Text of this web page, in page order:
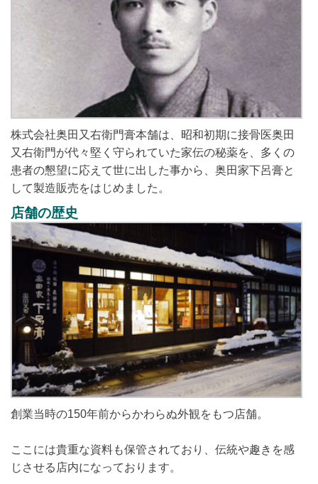
株式会社奥田又右衛門膏本舗は、昭和初期に接骨医奥田
又右衛門が代々堅く守られていた家伝の秘薬を、多くの
患者の懇望に応えて世に出した事から、奥田家下呂膏と
して製造販売をはじめました。
店舗の歴史
創業当時の150年前からかわらぬ外観をもつ店舗。
ここには貴重な資料も保管されており、伝統や趣きを感
じさせる店内になっております。